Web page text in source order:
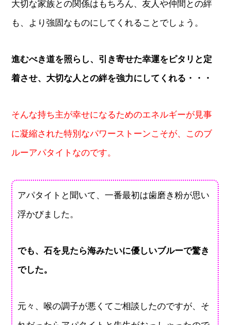
大切な家族との関係はもちろん、友人や仲間との絆
も、より強固なものにしてくれることでしょう。
進むべき道を照らし、引き寄せた幸運をピタリと定
着させ、大切な人との絆を強力にしてくれる・・・
そんな持ち主が幸せになるためのエネルギーが見事
に凝縮された特別なパワーストーンこそが、このブ
ルーアパタイトなのです。
アパタイトと聞いて、一番最初は歯磨き粉が思い
浮かびました。
でも、石を見たら海みたいに優しいブルーで驚き
でした。
元々、喉の調子が悪くてご相談したのですが、そ